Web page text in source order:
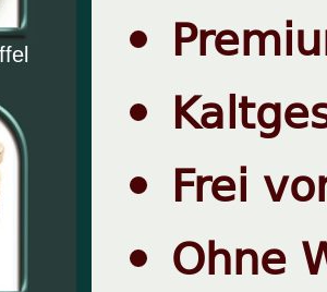
Frei
Ohne